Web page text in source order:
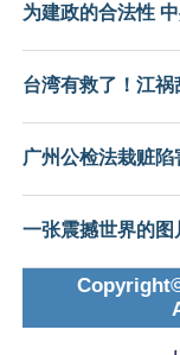
为建政的合法性
台湾有救了！江
广州公检法栽赃陷
一张震撼世界的